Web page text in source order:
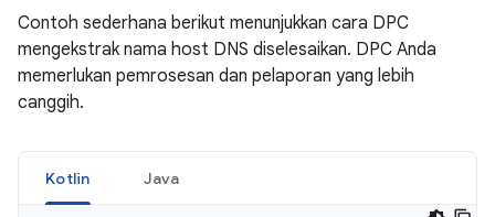
Contoh sederhana berikut menunjukkan cara DPC
mengekstrak nama host DNS diselesaikan. DPC Anda
memerlukan pemrosesan dan pelaporan yang lebih
canggih.
Kotlin Java